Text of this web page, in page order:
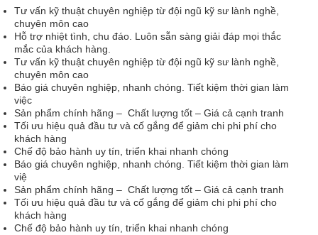
Tư vấn kỹ thuật chuyên nghiệp từ đội ngũ kỹ sư lành nghề,
chuyên môn cao
Hỗ trợ nhiệt tình, chu đáo. Luôn sẵn sàng giải đáp mọi thắc
mắc của khách hàng.
Tư vấn kỹ thuật chuyên nghiệp từ đội ngũ kỹ sư lành nghề,
chuyên môn cao
Báo giá chuyên nghiệp, nhanh chóng. Tiết kiệm thời gian làm
việc
Sản phẩm chính hãng – Chất lượng tốt – Giá cả cạnh tranh
Tối ưu hiệu quả đầu tư và cố gắng để giảm chi phi phí cho
khách hàng
Chế độ bảo hành uy tín, triển khai nhanh chóng
Báo giá chuyên nghiệp, nhanh chóng. Tiết kiệm thời gian làm
việ
Sản phẩm chính hãng – Chất lượng tốt – Giá cả cạnh tranh
Tối ưu hiệu quả đầu tư và cố gắng để giảm chi phi phí cho
khách hàng
Chế độ bảo hành uy tín, triển khai nhanh chóng